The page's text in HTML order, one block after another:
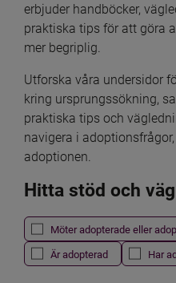
erbjuder handböcker,
praktiska tips för att göra
mer begriplig.
Utforska våra undersidor
kring ursprungssökning,
praktiska tips och
navigera i
adoptionen.
Hitta stöd och
Filtrera resultatet
Det här formuläret postas
Möter adopterade eller
Är adopterad
Har